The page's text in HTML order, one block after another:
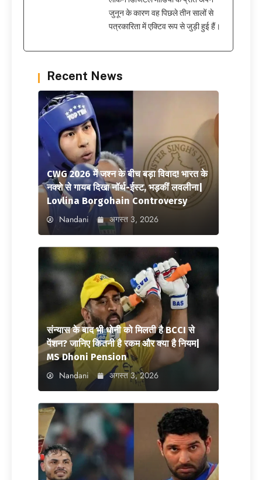
जुनून के कारण वह पिछले तीन सालों से
पत्रकारिता में एक्टिव रूप से जुड़ी हुई हैं।
Recent News
CWG 2026 में जश्न के बीच बड़ा विवाद! भारत के
नक्शे से गायब दिखा नॉर्थ-ईस्ट, भड़कीं लवलीना|
Lovlina Borgohain Controversy
Nandani अगस्त 3, 2026
संन्यास के बाद भी धोनी को मिलती है BCCI से
पेंशन? जानिए कितनी है रकम और क्या है नियम|
MS Dhoni Pension
Nandani अगस्त 3, 2026